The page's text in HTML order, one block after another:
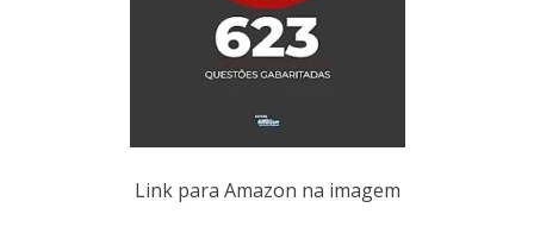
Link para Amazon na imagem